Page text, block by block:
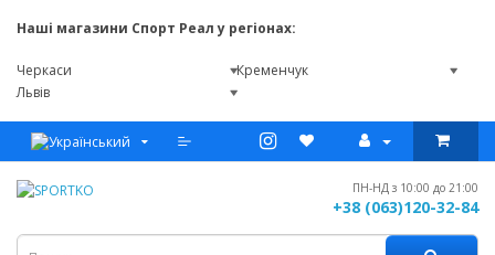
Наші магазини Спорт Реал у регіонах:
Черкаси
Кременчук
Львів
ПН-НД з 10:00 до 21:00
+38 (063)120-32-84